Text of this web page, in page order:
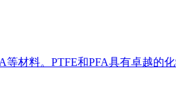
材料。PTFE和PFA具有卓越